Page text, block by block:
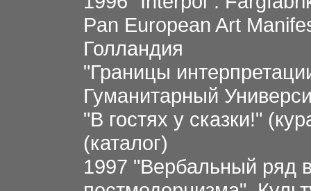
Pan European Art
Голландия
"Границы
Гуманитарный
"В гостях у сказки!"
(каталог)
1997 "Вербальный ряд